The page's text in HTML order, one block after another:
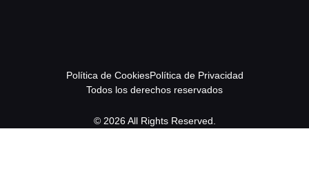
Política de CookiesPolítica de Privacidad
Todos los derechos reservados
© 2026 All Rights Reserved.